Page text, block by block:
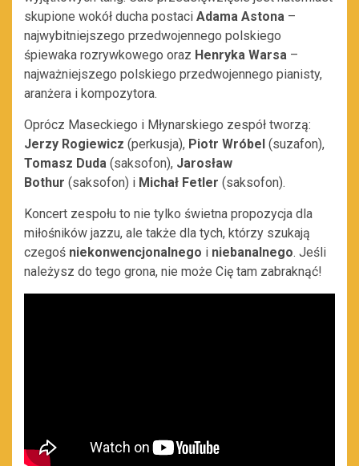
skupione wokół ducha postaci Adama Astona –
najwybitniejszego przedwojennego polskiego
śpiewaka rozrywkowego oraz Henryka Warsa –
najważniejszego polskiego przedwojennego pianisty,
aranżera i kompozytora.
Oprócz Maseckiego i Młynarskiego zespół tworzą:
Jerzy Rogiewicz (perkusja), Piotr Wróbel (suzafon),
Tomasz Duda (saksofon), Jarosław
Bothur (saksofon) i Michał Fetler (saksofon).
Koncert zespołu to nie tylko świetna propozycja dla
miłośników jazzu, ale także dla tych, którzy szukają
czegoś niekonwencjonalnego i niebanalnego. Jeśli
należysz do tego grona, nie może Cię tam zabraknąć!